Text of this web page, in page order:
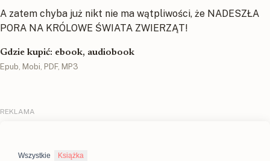
A zatem chyba już nikt nie ma wątpliwości, że NADESZŁA
PORA NA KRÓLOWE ŚWIATA ZWIERZĄT!
Gdzie kupić: ebook, audiobook
Epub, Mobi, PDF, MP3